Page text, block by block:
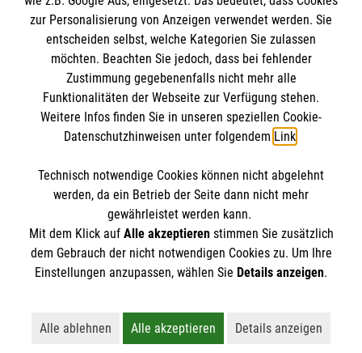
Datenschutz
Barrierefreiheit
Kontakt
Die Malteser
Malteser in Deutschland
Malteserorden
Sharepoint
Spendenkonto
IBAN: DE90 6005 0101 0001 2706 88
BIC: SOLADEST600
So finden Sie uns
Ulmer Str. 231
70327 Stuttgart
Der Malteser Hilfsdienst e.V. ist als eingetragene
Gewerbesteuer befreit.
zur Personalisierung von Anzeigen verwendet werden. Sie
entscheiden selbst, welche Kategorien Sie zulassen
möchten. Beachten Sie jedoch, dass bei fehlender
Zustimmung gegebenenfalls nicht mehr alle
Funktionalitäten der Webseite zur Verfügung stehen.
Weitere Infos finden Sie in unseren speziellen Cookie-
Datenschutzhinweisen unter folgendem Link.
Technisch notwendige Cookies können nicht abgelehnt
werden, da ein Betrieb der Seite dann nicht mehr
gewährleistet werden kann.
Mit dem Klick auf Alle akzeptierenstimmen Sie zusätzlich
dem Gebrauch der nicht notwendigen Cookies zu. Um Ihre
Einstellungen anzupassen, wählen Sie Details anzeigen.
Alle ablehnen
Lehnt alle nicht-essentiellen Cookies ab
Alle akzeptieren
Akzeptiert alle Cookies
Details anzeigen